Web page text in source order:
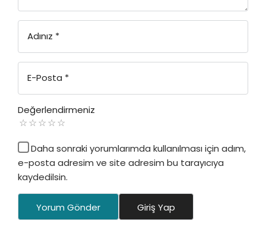
Adınız *
E-Posta *
Değerlendirmeniz
Daha sonraki yorumlarımda kullanılması için adım,
e-posta adresim ve site adresim bu tarayıcıya
kaydedilsin.
Yorum Gönder Giriş Yap